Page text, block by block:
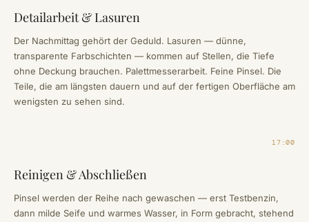
Detailarbeit & Lasuren
Der Nachmittag gehört der Geduld. Lasuren — dünne,
transparente Farbschichten — kommen auf Stellen, die Tiefe
ohne Deckung brauchen. Palettmesserarbeit. Feine Pinsel. Die
Teile, die am längsten dauern und auf der fertigen Oberfläche am
wenigsten zu sehen sind.
17:00
Reinigen & Abschließen
Pinsel werden der Reihe nach gewaschen — erst Testbenzin,
dann milde Seife und warmes Wasser, in Form gebracht, stehend